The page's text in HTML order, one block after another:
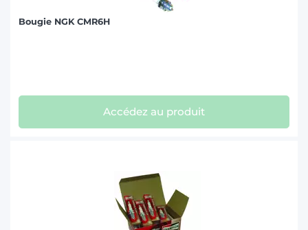
VALMET-VALTRA (5)
Bougie NGK CMR6H
Accédez au produit